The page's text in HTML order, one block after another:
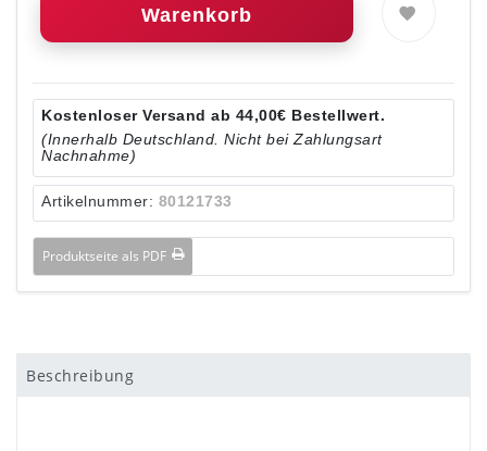
Warenkorb
Kostenloser Versand ab 44,00€ Bestellwert.
(Innerhalb Deutschland. Nicht bei Zahlungsart
Nachnahme)
Artikelnummer: 80121733
Produktseite als PDF
Beschreibung